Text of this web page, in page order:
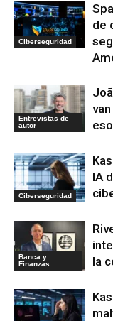
Ciberseguridad
de
Entrevistas de
autor
Ciberseguridad
IA
Banca y
Finanzas
la